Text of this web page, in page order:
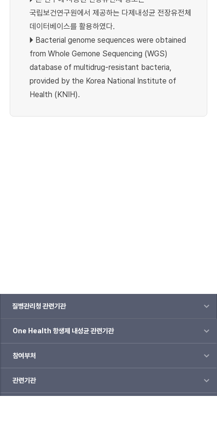
국립보건연구원에서 제공하는 다제내성균 전장유전체
데이터베이스를 활용하였다.
🞂 Bacterial genome sequences were obtained
from Whole Gemone Sequencing (WGS)
database of multidrug-resistant bacteria,
provided by the Korea National Institute of
Health (KNIH).
질병관리청 관련기관
One Health 항생제 내성균 관련기관
참여부처
관련기관